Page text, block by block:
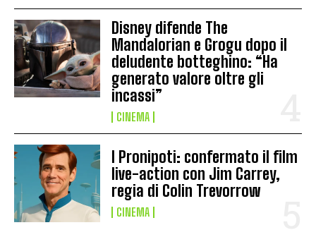
Disney difende The
Mandalorian e Grogu dopo il
deludente botteghino: “Ha
generato valore oltre gli
incassi”
CINEMA
I Pronipoti: confermato il film
live-action con Jim Carrey,
regia di Colin Trevorrow
CINEMA